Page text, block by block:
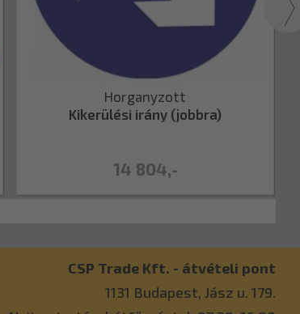
14 804,-
Horganyzott
Kikerülési irány (jobbra)
CSP Trade Kft. - átvételi pont
1131 Budapest, Jász u. 179.